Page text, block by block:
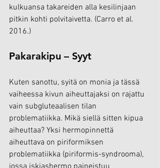
kulkuansa takareiden alla kesilinjaan
pitkin kohti polvitaivetta. (Carro et al.
2016.)
Pakarakipu – Syyt
Kuten sanottu, syitä on monia ja tässä
vaiheessa kivun aiheuttajaksi on rajattu
vain subgluteaalisen tilan
problematiikka. Mikä siellä sitten kipua
aiheuttaa? Yksi hermopinnettä
aiheuttava on piriformiksen
problematiikka (piriformis-syndrooma),